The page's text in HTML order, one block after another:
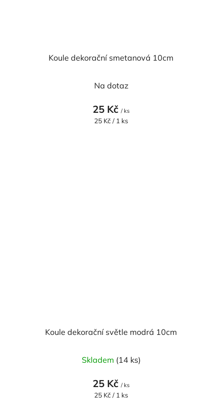
Koule dekorační smetanová 10cm
Na dotaz
25 Kč / ks
Měrná
25 Kč / 1 ks
Koule dekorační světle modrá 10cm
Skladem (14 ks)
25 Kč / ks
Měrná
25 Kč / 1 ks